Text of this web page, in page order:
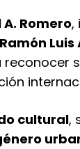
Romero,
Ramón Luis
reconocer
cultural,